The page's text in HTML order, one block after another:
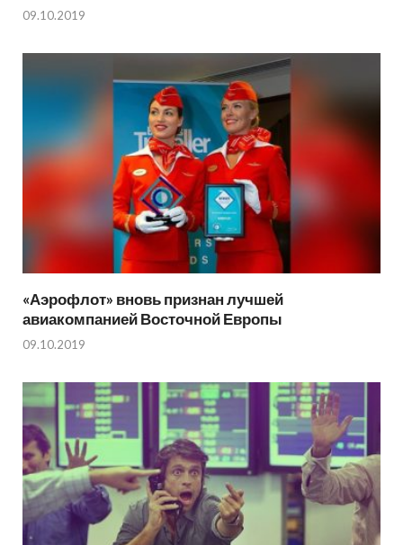
09.10.2019
«Аэрофлот» вновь признан лучшей
авиакомпанией Восточной Европы
09.10.2019